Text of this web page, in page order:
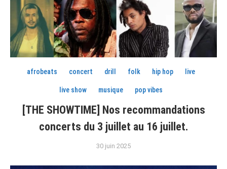
afrobeats concert drill folk hip hop live
live show musique pop vibes
[THE SHOWTIME] Nos recommandations
concerts du 3 juillet au 16 juillet.
30 juin 2025